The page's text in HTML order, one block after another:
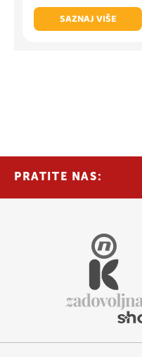
SAZNAJ VIŠE
PRATITE NAS: